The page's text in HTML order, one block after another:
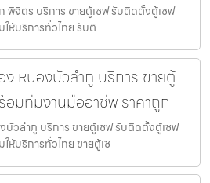
พิจิตร บริการ ขายตู้เซฟ รับติดตั้งตู้เซฟ
ห้บริการทั่วไทย รับติ
ง หนองบัวลำภู บริการ ขายตู้
อมทีมงานมืออาชีพ ราคาถูก
บัวลำภู บริการ ขายตู้เซฟ รับติดตั้งตู้เซฟ
บริการทั่วไทย ขายตู้เซ